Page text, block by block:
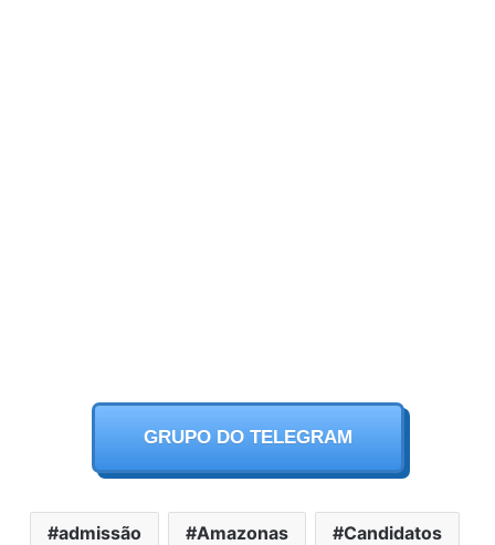
GRUPO DO TELEGRAM
admissão Amazonas Candidatos